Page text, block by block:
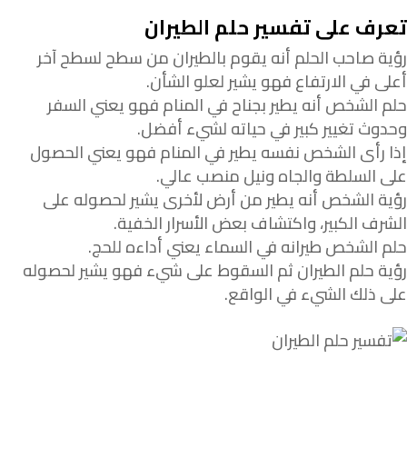
تعرف على تفسير حلم الطيران
رؤية صاحب الحلم أنه يقوم بالطيران من سطح لسطح آخر
أعلى في الارتفاع فهو يشير لعلو الشأن.
حلم الشخص أنه يطير بجناح في المنام فهو يعني السفر
وحدوث تغيير كبير في حياته لشيء أفضل.
إذا رأى الشخص نفسه يطير في المنام فهو يعني الحصول
على السلطة والجاه ونيل منصب عالي.
رؤية الشخص أنه يطير من أرض لأخرى يشير لحصوله على
الشرف الكبير، واكتشاف بعض الأسرار الخفية.
حلم الشخص طيرانه في السماء يعني أداءه للحج.
رؤية حلم الطيران ثم السقوط على شيء فهو يشير لحصوله
على ذلك الشيء في الواقع.